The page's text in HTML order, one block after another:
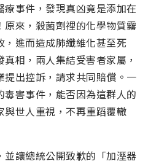
療事件，發現真凶竟是添加在
原來，殺菌劑裡的化學物質霧
，進而造成肺纖維化甚至死
相，兩人集結受害者家屬，
提出控訴，請求共同賠償。一
毒害事件，能否因為這群人的
與世人重視，不再重蹈覆轍
並讓總統公開致歉的「加溼器